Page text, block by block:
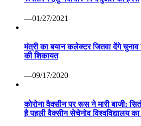
—01/27/2021
मंत्री का बयान कलेक्टर जितवा देंगे
की शिकायत
—09/17/2020
कोरोना वैक्सीन पर रूस ने मारी बाजी:
है पहली वैक्सीन सेचेनोव विश्वविद्यालय